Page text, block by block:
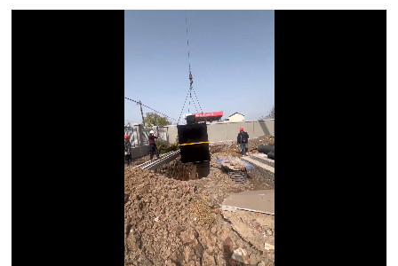
平流式溶气气浮机 风景区旅游景点污水处理
设备
高速服务区收费站污水处 微动力生化污水处理设备
海鲜加工污水处理设备 蒸发器设备价格
客运站污水处理设备 航站楼厕所污水处理设备